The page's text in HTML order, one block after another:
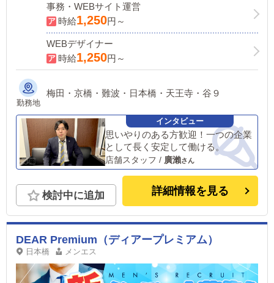
事務・WEBサイト運営
時給1,250円～
WEBデザイナー
時給1,250円～
勤務地
梅田・京橋・難波・日本橋・天王寺・谷９
思いやりのある方歓迎！一つの企業
として長く安定して働ける。
店舗スタッフ / 廣瀨
検討中に追加 詳細情報を見る
DEAR Premium（ディアープレミアム）
日本橋 メンエス